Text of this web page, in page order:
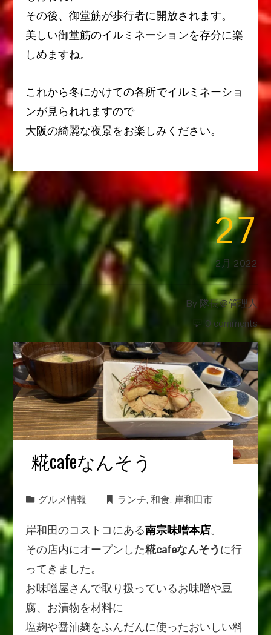
その後、御堂筋が歩行者に開放されます。
美しい御堂筋のイルミネーションを存分に楽
しめますね。
これから冬にかけての各所でイルミネーショ
ンが見られれますので
大阪の綺麗な夜景をお楽しみください。
27
2月 2022
By 隊長＠管理人
0 comments
糀cafeなんそう
グルメ情報 ランチ,和食, 岸和田市
岸和田のコストコにある南宗味噌本店。
その店内にオープンした糀cafeなんそう に行
ってきました。
お味噌屋さんで取り扱っているお味噌や豆
腐、お漬物を材料に
塩麹や醤油麹をふんだんに使ったおいしい料